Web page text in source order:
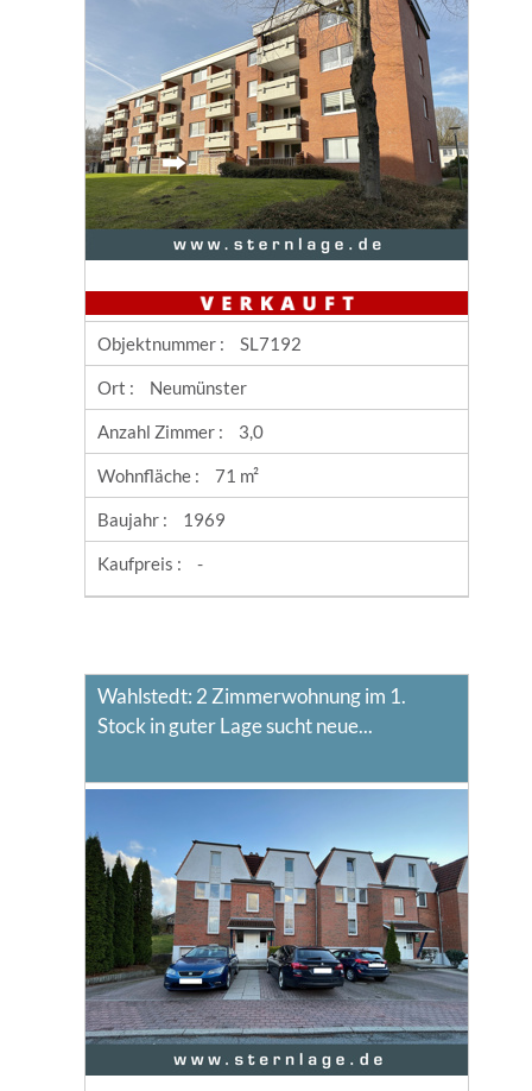
Objektnummer : SL7192
Ort : Neumünster
Anzahl Zimmer : 3,0
Wohnfläche : 71 m²
Baujahr : 1969
Kaufpreis : -
Wahlstedt: 2 Zimmerwohnung im 1.
Stock in guter Lage sucht neue...